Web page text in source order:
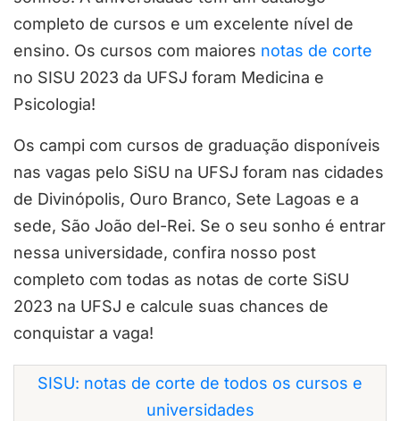
completo de cursos e um excelente nível de
ensino. Os cursos com maiores notas de corte
no SISU 2023 da UFSJ foram Medicina e
Psicologia!
Os campi com cursos de graduação disponíveis
nas vagas pelo SiSU na UFSJ foram nas cidades
de Divinópolis, Ouro Branco, Sete Lagoas e a
sede, São João del-Rei. Se o seu sonho é entrar
nessa universidade, confira nosso post
completo com todas as notas de corte SiSU
2023 na UFSJ e calcule suas chances de
conquistar a vaga!
SISU: notas de corte de todos os cursos e
universidades